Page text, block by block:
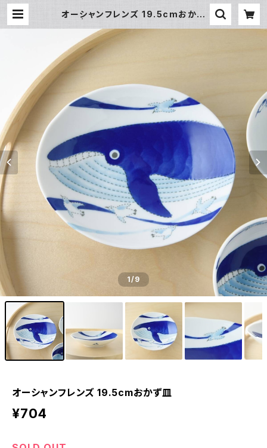
オーシャンフレンズ 19.5cmおかず
1/9
オーシャンフレンズ 19.5cmおかず皿
¥704